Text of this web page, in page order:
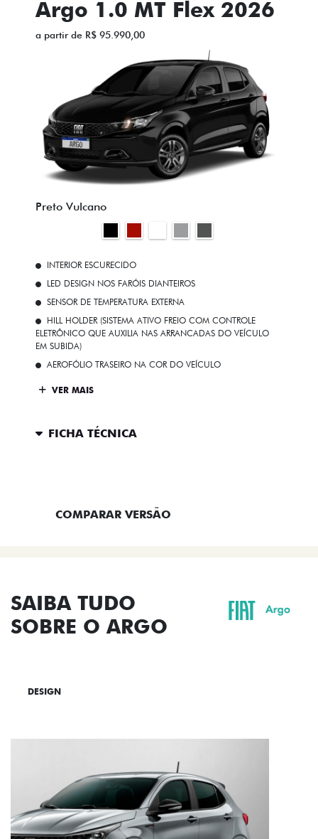
Argo 1.0 MT Flex 2026
a partir de R$ 95.990,00
Preto Vulcano
INTERIOR ESCURECIDO
LED DESIGN NOS FARÓIS DIANTEIROS
SENSOR DE TEMPERATURA EXTERNA
HILL HOLDER (SISTEMA ATIVO FREIO COM CONTROLE
ELETRÔNICO QUE AUXILIA NAS ARRANCADAS DO VEÍCULO
EM SUBIDA)
AEROFÓLIO TRASEIRO NA COR DO VEÍCULO
VER MAIS
FICHA TÉCNICA
COMPARAR VERSÃO
SAIBA TUDO
SOBRE O ARGO
DESIGN